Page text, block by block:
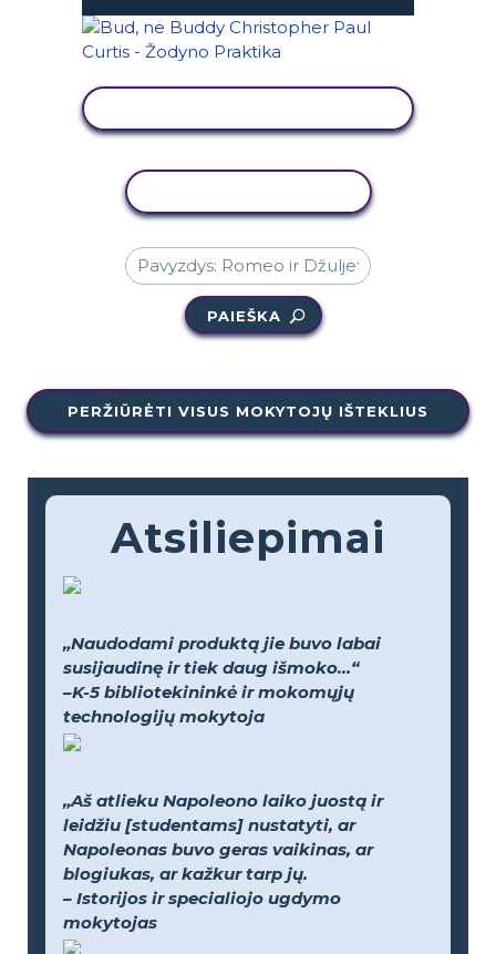
PAIEŠKA
PERŽIŪRĖTI VISUS MOKYTOJŲ IŠTEKLIUS
Atsiliepimai
„Naudodami produktą jie buvo labai
susijaudinę ir tiek daug išmoko...“
–K-5 bibliotekininkė ir mokomųjų
technologijų mokytoja
„Aš atlieku Napoleono laiko juostą ir
leidžiu [studentams] nustatyti, ar
Napoleonas buvo geras vaikinas, ar
blogiukas, ar kažkur tarp jų.
– Istorijos ir specialiojo ugdymo
mokytojas